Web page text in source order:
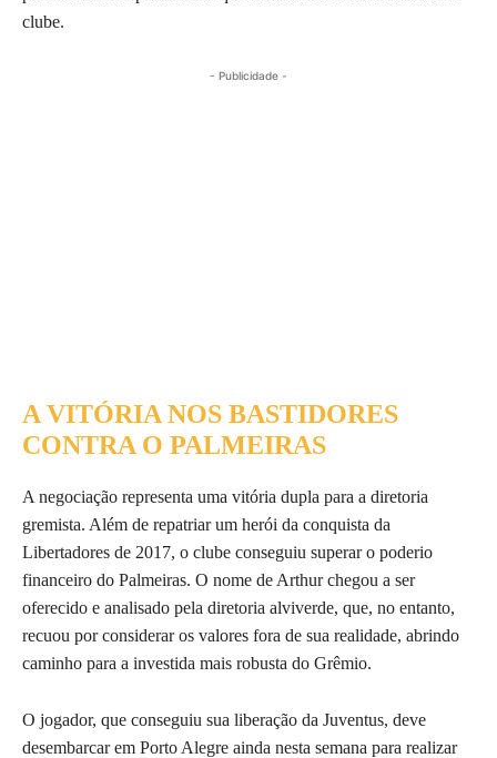
clube.
- Publicidade -
A VITÓRIA NOS BASTIDORES
CONTRA O PALMEIRAS
A negociação representa uma vitória dupla para a diretoria
gremista. Além de repatriar um herói da conquista da
Libertadores de 2017, o clube conseguiu superar o poderio
financeiro do Palmeiras. O nome de Arthur chegou a ser
oferecido e analisado pela diretoria alviverde, que, no entanto,
recuou por considerar os valores fora de sua realidade, abrindo
caminho para a investida mais robusta do Grêmio.
O jogador, que conseguiu sua liberação da Juventus, deve
desembarcar em Porto Alegre ainda nesta semana para realizar